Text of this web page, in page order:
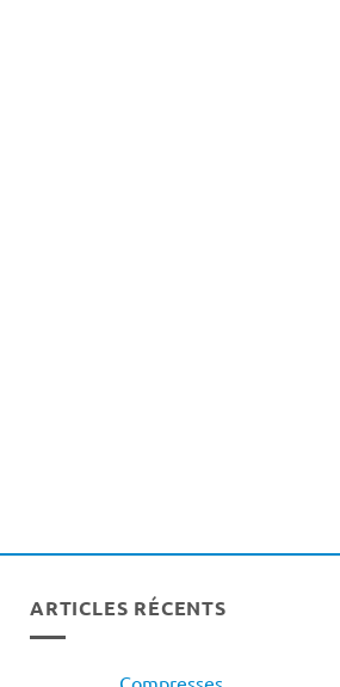
ARTICLES RÉCENTS
Compresses